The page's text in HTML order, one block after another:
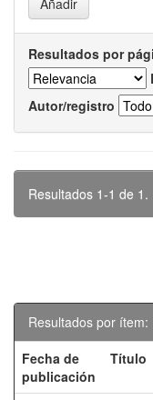
Resultados por
Autor/registro
Resultados 1-1 de 1.
Resultados por ítem:
Fecha de
publicación
Título